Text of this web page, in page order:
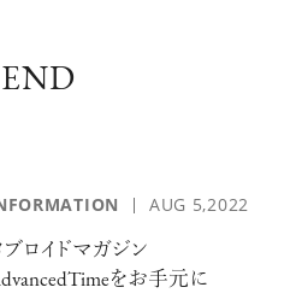
AUG 5,2022
ブロイドマガジン
をお手元に